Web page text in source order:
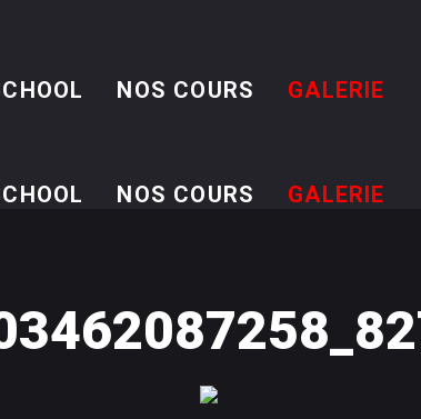
NOS COURS GALERIE
NOS COURS GALERIE